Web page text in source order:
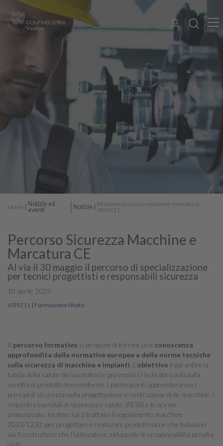
Home
Notizie ed
eventi
Notizie
Percorso sicurezza macchine marcatura
VI39211
Percorso Sicurezza Macchine e
Marcatura CE
Al via il 30 maggio il percorso di specializzazione
per tecnici progettisti e responsabili sicurezza
10 aprile 2025
VI39211 | Formazione Niuko
Il percorso formativo si propone di fornire una conoscenza
approfondita delle normative europee e delle norme tecniche
sulla sicurezza di macchine e impianti . L’obiettivo è garantire la
tutela della salute dei lavoratori e prevenire i rischi derivanti dalla
vendita di prodotti non conformi. I partecipanti apprenderanno i
principi di sicurezza nella progettazione e costruzione delle macchine, i
requisiti essenziali di sicurezza e salute (RESS) e le norme
armonizzate. Inoltre, sarà trattato il regolamento macchine
2023/1230, per progettare e realizzare prodotti sicuri che tutelano
sia il costruttore che l’utilizzatore, riducendo le responsabilità penali e
civili.